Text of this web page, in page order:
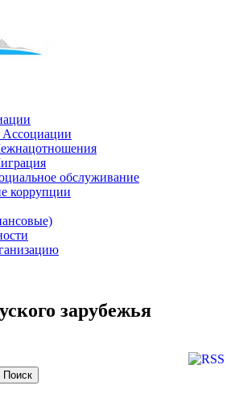
Ассоциации
обслуживание
коррупции
зарубежья